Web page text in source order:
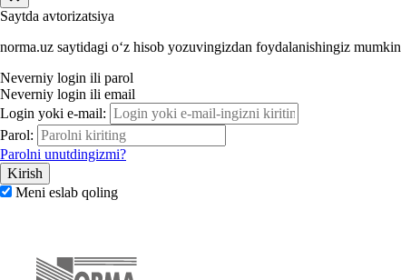
Saytda avtorizatsiya
norma.uz saytidagi oʻz hisob yozuvingizdan foydalanishingiz mumkin
Neverniy login ili parol
Neverniy login ili email
Login yoki e-mail:
Parol:
Parolni unutdingizmi?
Meni eslab qoling